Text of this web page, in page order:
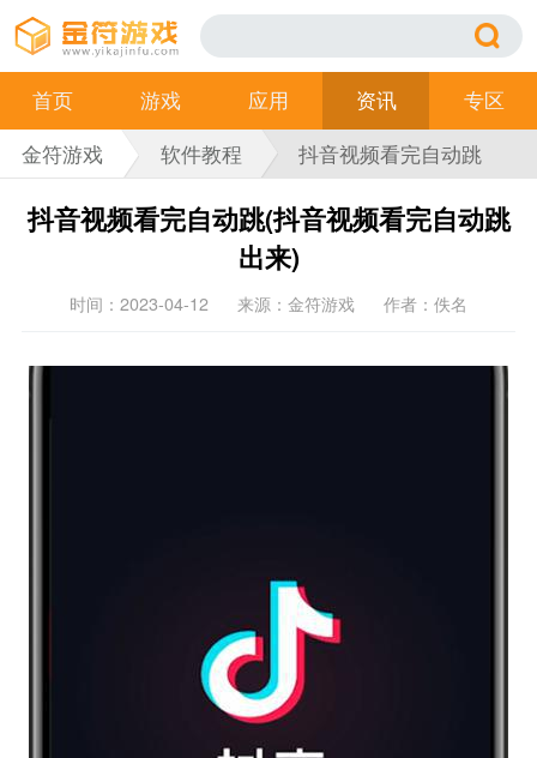
首页 游戏 应用 资讯
专区
金符游戏
软件教程
抖音视频看完自动跳
(抖音视频看完自动跳
抖音视频看完自动跳(抖音视频看完自动跳
出来)
时间：2023-04-12 来源：金符游戏 作者：佚名